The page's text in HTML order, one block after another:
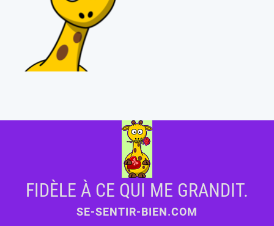
FIDÈLE À CE QUI ME GRANDIT.
SE-SENTIR-BIEN.COM